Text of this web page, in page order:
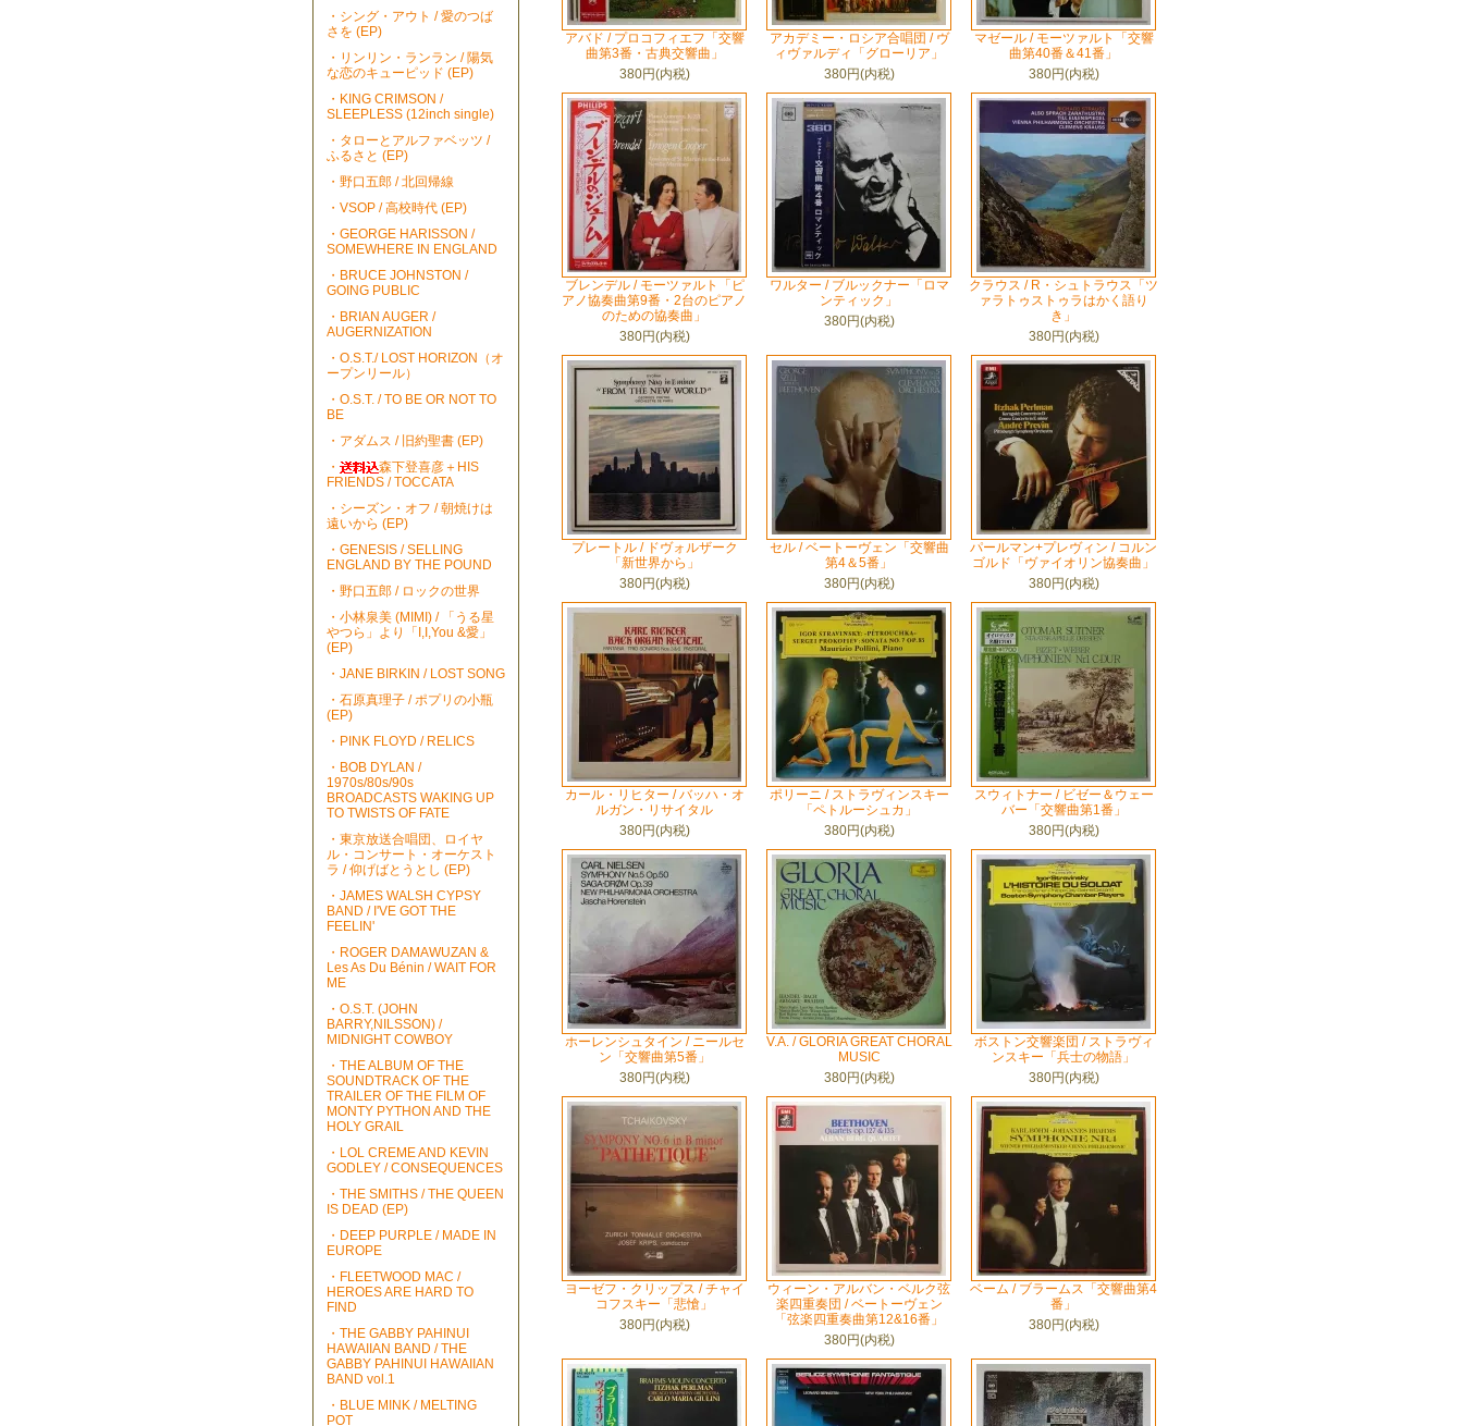
・シング・アウト / 愛のつば
さを (EP)
・リンリン・ランラン / 陽気
な恋のキューピッド (EP)
・KING CRIMSON /
SLEEPLESS (12inch single)
・タローとアルファベッツ /
ふるさと (EP)
・野口五郎 / 北回帰線
・VSOP / 高校時代 (EP)
・GEORGE HARISSON /
SOMEWHERE IN ENGLAND
・BRUCE JOHNSTON /
GOING PUBLIC
・BRIAN AUGER /
AUGERNIZATION
・O.S.T./ LOST HORIZON（オ
ープンリール）
・O.S.T. / TO BE OR NOT TO
BE
・アダムス / 旧約聖書 (EP)
・
森下登喜彦＋HIS
FRIENDS / TOCCATA
・シーズン・オフ / 朝焼けは
遠いから (EP)
・GENESIS / SELLING
ENGLAND BY THE POUND
・野口五郎 / ロックの世界
・小林泉美 (MIMI) / 「うる星
やつら」より「I,I,You &愛」
(EP)
・JANE BIRKIN / LOST SONG
・石原真理子 / ポプリの小瓶
(EP)
・PINK FLOYD / RELICS
・BOB DYLAN /
1970s/80s/90s
BROADCASTS WAKING UP
TO TWISTS OF FATE
・東京放送合唱団、ロイヤ
ル・コンサート・オーケスト
ラ / 仰げばとうとし (EP)
・JAMES WALSH CYPSY
BAND / I'VE GOT THE
FEELIN'
・ROGER DAMAWUZAN &
Les As Du Bénin / WAIT FOR
ME
・O.S.T. (JOHN
BARRY,NILSSON) /
MIDNIGHT COWBOY
・THE ALBUM OF THE
SOUNDTRACK OF THE
TRAILER OF THE FILM OF
MONTY PYTHON AND THE
HOLY GRAIL
・LOL CREME AND KEVIN
GODLEY / CONSEQUENCES
・THE SMITHS / THE QUEEN
IS DEAD (EP)
・DEEP PURPLE / MADE IN
EUROPE
・FLEETWOOD MAC /
HEROES ARE HARD TO
FIND
・THE GABBY PAHINUI
HAWAIIAN BAND / THE
GABBY PAHINUI HAWAIIAN
BAND vol.1
・BLUE MINK / MELTING
POT
アバド / プロコフィエフ「交響
曲第3番・古典交響曲」
380円(内税)
アカデミー・ロシア合唱団 / ヴ
ィヴァルディ「グローリア」
380円(内税)
マゼール / モーツァルト「交響
曲第40番＆41番」
380円(内税)
ブレンデル / モーツァルト「ピ
アノ協奏曲第9番・2台のピアノ
のための協奏曲」
380円(内税)
ワルター / ブルックナー「ロマ
ンティック」
380円(内税)
クラウス / R・シュトラウス「ツ
ァラトゥストゥラはかく語り
き」
380円(内税)
プレートル / ドヴォルザーク
「新世界から」
380円(内税)
セル / ベートーヴェン「交響曲
第4＆5番」
380円(内税)
パールマン+プレヴィン / コルン
ゴルド「ヴァイオリン協奏曲」
380円(内税)
カール・リヒター / バッハ・オ
ルガン・リサイタル
380円(内税)
ポリーニ / ストラヴィンスキー
「ペトルーシュカ」
380円(内税)
スウィトナー / ビゼー＆ウェー
バー「交響曲第1番」
380円(内税)
ホーレンシュタイン / ニールセ
ン「交響曲第5番」
380円(内税)
V.A. / GLORIA GREAT CHORAL
MUSIC
380円(内税)
ボストン交響楽団 / ストラヴィ
ンスキー「兵士の物語」
380円(内税)
ヨーゼフ・クリップス / チャイ
コフスキー「悲愴」
380円(内税)
ウィーン・アルバン・ベルク弦
楽四重奏団 / ベートーヴェン
「弦楽四重奏曲第12&16番」
380円(内税)
ベーム / ブラームス「交響曲第4
番」
380円(内税)